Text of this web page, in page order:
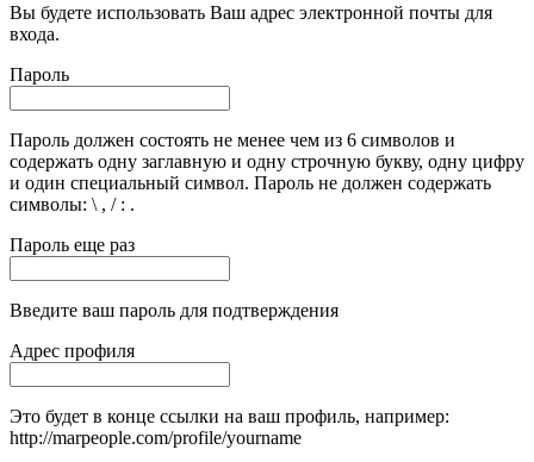
Вы будете использовать Ваш адрес электронной почты для
входа.
Пароль
Пароль должен состоять не менее чем из 6 символов и
содержать одну заглавную и одну строчную букву, одну цифру
и один специальный символ. Пароль не должен содержать
символы: \ , / : .
Пароль еще раз
Введите ваш пароль для подтверждения
Адрес профиля
Это будет в конце ссылки на ваш профиль, например:
http://marpeople.com/profile/yourname